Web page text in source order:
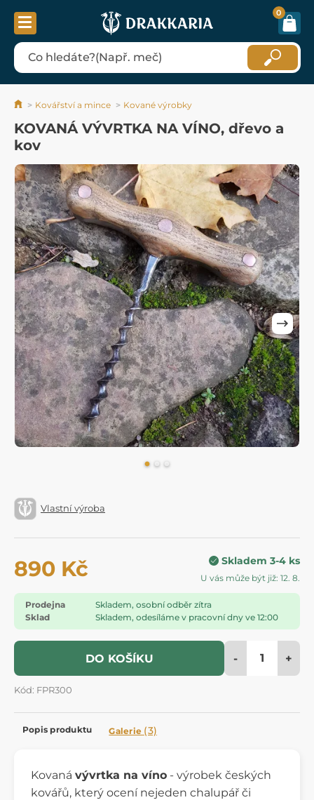
0
Kovářství a mince Kované výrobky
KOVANÁ VÝVRTKA NA VÍNO, dřevo a
kov
Vlastní výroba
890 Kč Skladem 3-4 ks
U vás může být již: 12. 8.
Prodejna
Skladem, osobní odběr zítra
Sklad
Skladem, odesíláme v pracovní dny ve 12:00
DO KOŠÍKU - +
Kód: FPR300
Popis produktu Galerie (3)
Kovaná vývrtka na víno - výrobek českých
kovářů, který ocení nejeden chalupář či